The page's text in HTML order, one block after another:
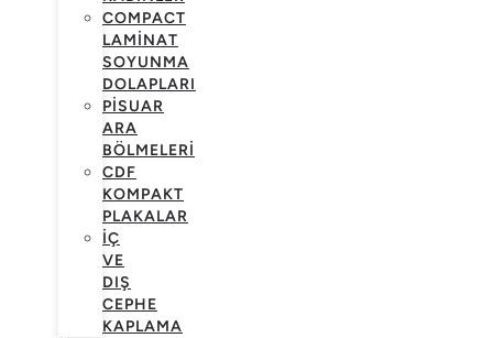
COMPACT
LAMINAT
SOYUNMA
DOLAPLARI
PISUAR
ARA
BÖLMELERI
CDF
KOMPAKT
PLAKALAR
İÇ
VE
DIŞ
CEPHE
KAPLAMA